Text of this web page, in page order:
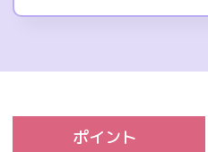
ポイント